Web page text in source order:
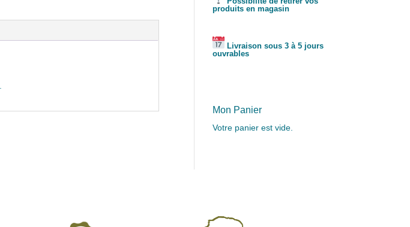
produits en magasin
Livraison sous 3 à 5 jours
ouvrables
Mon Panier
Votre panier est vide.